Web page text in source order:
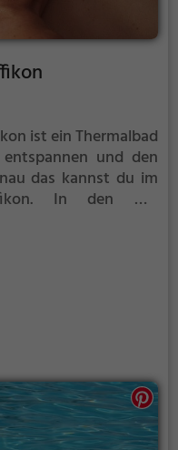
ist ein Thermalbad
und den
das kannst du im
In den mit
erholen und
gut: das